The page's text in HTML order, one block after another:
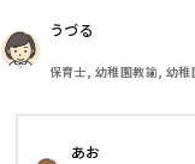
早番であがって残業の
ブレットを使おうと持っ
室に無く、いつもの時
持ってるし時間見たら
送ってくれるかな、と
うづる
保育士, 幼稚園教諭, 幼稚
あお